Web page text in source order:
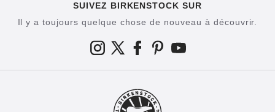
SUIVEZ BIRKENSTOCK SUR
Il y a toujours quelque chose de nouveau à découvrir.